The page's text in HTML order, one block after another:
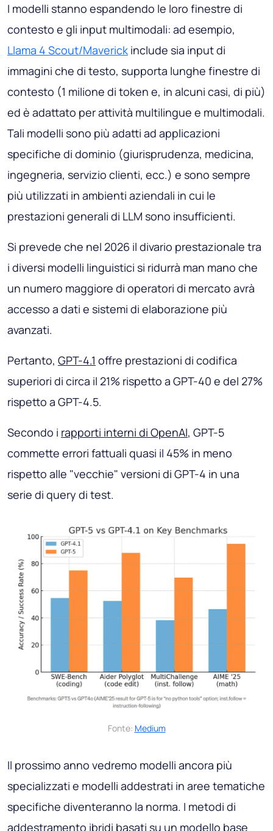
I modelli stanno espandendo le loro finestre di
contesto e gli input multimodali: ad esempio,
Llama 4 Scout/Maverick include sia input di
immagini che di testo, supporta lunghe finestre di
contesto (1 milione di token e, in alcuni casi, di più)
ed è adattato per attività multilingue e multimodali.
Tali modelli sono più adatti ad applicazioni
specifiche di dominio (giurisprudenza, medicina,
ingegneria, servizio clienti, ecc.) e sono sempre
più utilizzati in ambienti aziendali in cui le
prestazioni generali di LLM sono insufficienti.
Si prevede che nel 2026 il divario prestazionale tra
i diversi modelli linguistici si ridurrà man mano che
un numero maggiore di operatori di mercato avrà
accesso a dati e sistemi di elaborazione più
avanzati.
Pertanto, GPT-4.1 offre prestazioni di codifica
superiori di circa il 21% rispetto a GPT-40 e del 27%
rispetto a GPT-4.5.
Secondo i rapporti interni di OpenAI, GPT-5
commette errori fattuali quasi il 45% in meno
rispetto alle "vecchie" versioni di GPT-4 in una
serie di query di test.
Fonte: Medium
Il prossimo anno vedremo modelli ancora più
specializzati e modelli addestrati in aree tematiche
specifiche diventeranno la norma. I metodi di
addestramento ibridi basati su un modello base